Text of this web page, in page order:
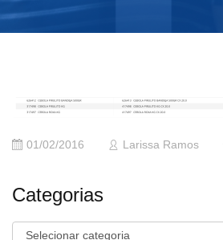
01/02/2016 Larissa Ramos
Categorias
Categorias